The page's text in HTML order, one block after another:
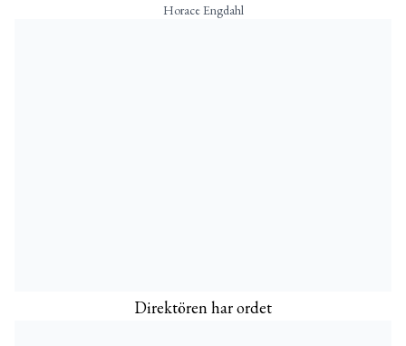
Horace Engdahl
Direktören har ordet